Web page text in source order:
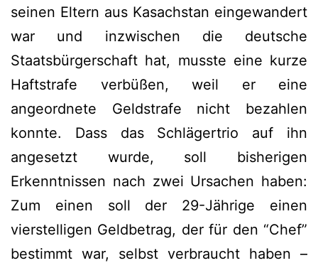
seinen Eltern aus Kasachstan eingewandert
war und inzwischen die deutsche
Staatsbürgerschaft hat, musste eine kurze
Haftstrafe verbüßen, weil er eine
angeordnete Geldstrafe nicht bezahlen
konnte. Dass das Schlägertrio auf ihn
angesetzt wurde, soll bisherigen
Erkenntnissen nach zwei Ursachen haben:
Zum einen soll der 29-Jährige einen
vierstelligen Geldbetrag, der für den “Chef”
bestimmt war, selbst verbraucht haben –